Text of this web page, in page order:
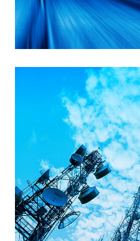
Kritična